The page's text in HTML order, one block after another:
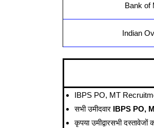
Bank of
Indian
IBPS PO, MT
सभी उमीदवार IBPS PO,
कृपया उमीद्वारसभी